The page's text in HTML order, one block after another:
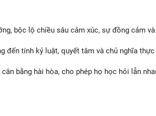
bộc lộ chiều sâu cảm xúc, sự đồng cảm
đến tính kỷ luật, quyết tâm và chủ nghĩa thực
bằng hài hòa, cho phép họ học hỏi lẫn